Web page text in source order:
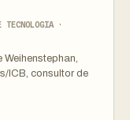
·
ICB, consultor de